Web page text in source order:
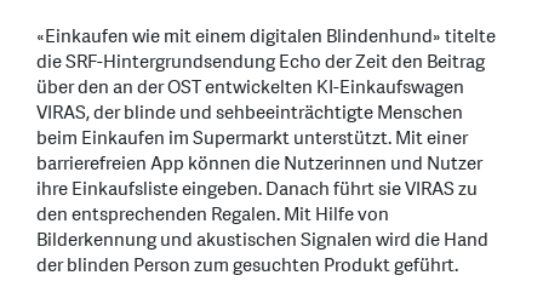
«Einkaufen wie mit einem digitalen Blindenhund» titelte
die SRF-Hintergrundsendung Echo der Zeit den Beitrag
über den an der OST entwickelten KI-Einkaufswagen
VIRAS, der blinde und sehbeeinträchtigte Menschen
beim Einkaufen im Supermarkt unterstützt. Mit einer
barrierefreien App können die Nutzerinnen und Nutzer
ihre Einkaufsliste eingeben. Danach führt sie VIRAS zu
den entsprechenden Regalen. Mit Hilfe von
Bilderkennung und akustischen Signalen wird die Hand
der blinden Person zum gesuchten Produkt geführt.